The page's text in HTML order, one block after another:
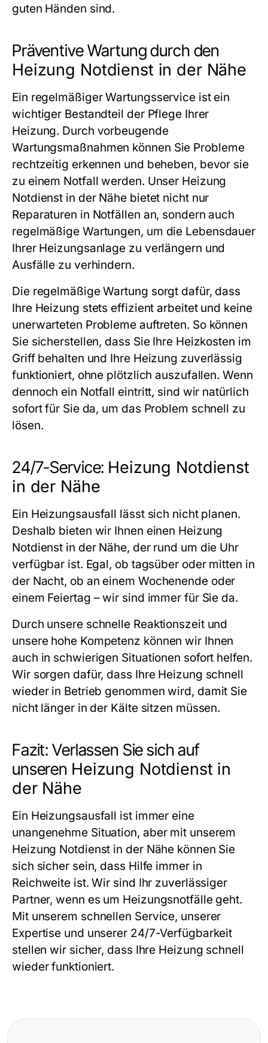
guten Händen sind.
Präventive Wartung durch den
Heizung Notdienst in der Nähe
Ein regelmäßiger Wartungsservice ist ein
wichtiger Bestandteil der Pflege Ihrer
Heizung. Durch vorbeugende
Wartungsmaßnahmen können Sie Probleme
rechtzeitig erkennen und beheben, bevor sie
zu einem Notfall werden. Unser Heizung
Notdienst in der Nähe bietet nicht nur
Reparaturen in Notfällen an, sondern auch
regelmäßige Wartungen, um die Lebensdauer
Ihrer Heizungsanlage zu verlängern und
Ausfälle zu verhindern.
Die regelmäßige Wartung sorgt dafür, dass
Ihre Heizung stets effizient arbeitet und keine
unerwarteten Probleme auftreten. So können
Sie sicherstellen, dass Sie Ihre Heizkosten im
Griff behalten und Ihre Heizung zuverlässig
funktioniert, ohne plötzlich auszufallen. Wenn
dennoch ein Notfall eintritt, sind wir natürlich
sofort für Sie da, um das Problem schnell zu
lösen.
24/7-Service: Heizung Notdienst
in der Nähe
Ein Heizungsausfall lässt sich nicht planen.
Deshalb bieten wir Ihnen einen Heizung
Notdienst in der Nähe, der rund um die Uhr
verfügbar ist. Egal, ob tagsüber oder mitten in
der Nacht, ob an einem Wochenende oder
einem Feiertag – wir sind immer für Sie da.
Durch unsere schnelle Reaktionszeit und
unsere hohe Kompetenz können wir Ihnen
auch in schwierigen Situationen sofort helfen.
Wir sorgen dafür, dass Ihre Heizung schnell
wieder in Betrieb genommen wird, damit Sie
nicht länger in der Kälte sitzen müssen.
Fazit: Verlassen Sie sich auf
unseren Heizung Notdienst in
der Nähe
Ein Heizungsausfall ist immer eine
unangenehme Situation, aber mit unserem
Heizung Notdienst in der Nähe können Sie
sich sicher sein, dass Hilfe immer in
Reichweite ist. Wir sind Ihr zuverlässiger
Partner, wenn es um Heizungsnotfälle geht.
Mit unserem schnellen Service, unserer
Expertise und unserer 24/7-Verfügbarkeit
stellen wir sicher, dass Ihre Heizung schnell
wieder funktioniert.